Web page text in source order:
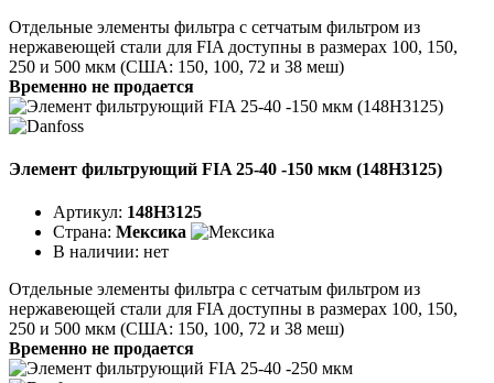
Отдельные элементы фильтра с сетчатым фильтром из
нержавеющей стали для FIA доступны в размерах 100, 150,
250 и 500 мкм (США: 150, 100, 72 и 38 меш)
Временно не продается
Элемент фильтрующий FIA 25-40 -150 мкм (148H3125)
Артикул: 148H3125
Страна: Мексика
В наличии: нет
Отдельные элементы фильтра с сетчатым фильтром из
нержавеющей стали для FIA доступны в размерах 100, 150,
250 и 500 мкм (США: 150, 100, 72 и 38 меш)
Временно не продается